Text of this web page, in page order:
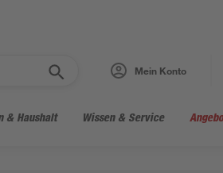
Mein Konto
& Haushalt Wissen & Service